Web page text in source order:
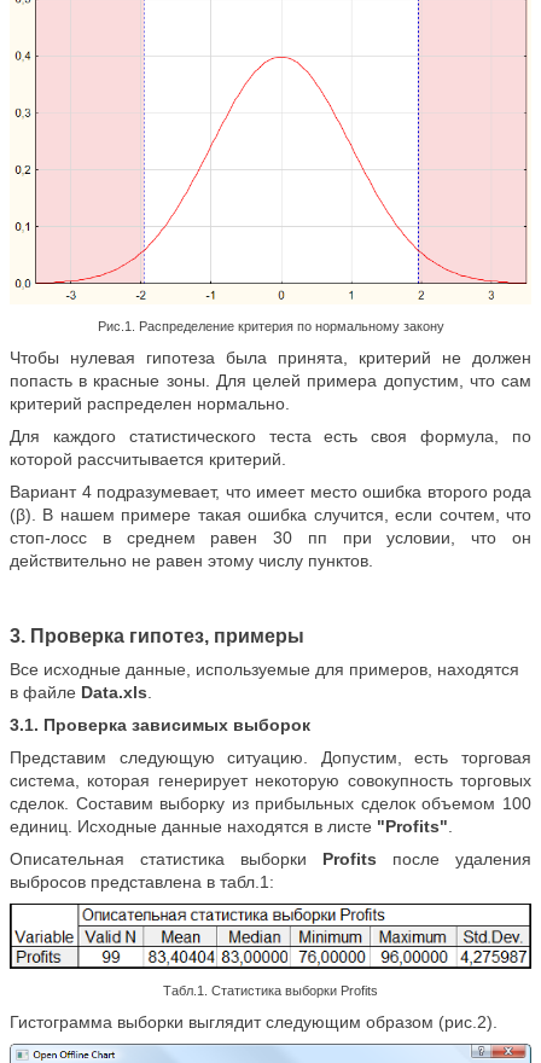
Рис.1. Распределение критерия по нормальному закону
Чтобы нулевая гипотеза была принята, критерий не должен
попасть в красные зоны. Для целей примера допустим, что сам
критерий распределен нормально.
Для каждого статистического теста есть своя формула, по
которой рассчитывается критерий.
Вариант 4 подразумевает, что имеет место ошибка второго рода
(β). В нашем примере такая ошибка случится, если сочтем, что
стоп-лосс в среднем равен 30 пп при условии, что он
действительно не равен этому числу пунктов.
3. Проверка гипотез, примеры
Все исходные данные, используемые для примеров, находятся
в файле Data.xls.
3.1. Проверка зависимых выборок
Представим следующую ситуацию. Допустим, есть торговая
система, которая генерирует некоторую совокупность торговых
сделок. Составим выборку из прибыльных сделок объемом 100
единиц. Исходные данные находятся в листе "Profits".
Описательная статистика выборки Profits после удаления
выбросов представлена в табл.1:
Табл.1. Статистика выборки Profits
Гистограмма выборки выглядит следующим образом (рис.2).